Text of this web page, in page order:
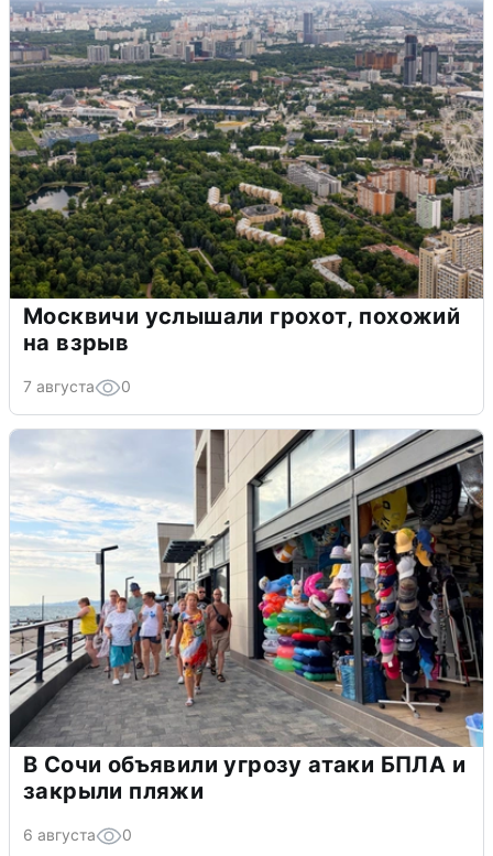
Москвичи услышали грохот, похожий
на взрыв
7 августа 0
В Сочи объявили угрозу атаки БПЛА и
закрыли пляжи
6 августа 0